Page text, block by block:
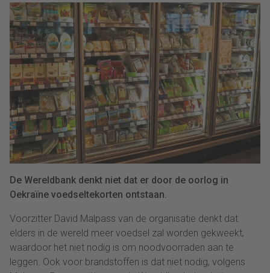
De Wereldbank denkt niet dat er door de oorlog in
Oekraïne voedseltekorten ontstaan.
Voorzitter David Malpass van de organisatie denkt dat
elders in de wereld meer voedsel zal worden gekweekt,
waardoor het niet nodig is om noodvoorraden aan te
leggen. Ook voor brandstoffen is dat niet nodig, volgens